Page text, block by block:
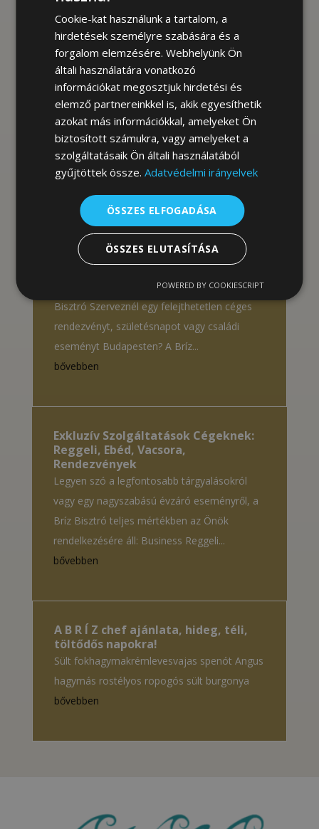
bővebben
Várunk!
Megújult étlapunk, ugyan még nem a nyári
verzió, de találtok rajta újdonságokat! Várunk
a teraszunkon is! Jeges kávékülönlegességek,
koktélok, bisztró ételek,...
bővebben
Rendezvények
Rendezvényhelyszín a Marina Parton: Bríz
Bisztró Szerveznél egy felejthetetlen céges
rendezvényt, születésnapot vagy családi
eseményt Budapesten? A Bríz...
bővebben
Exkluzív Szolgáltatások Cégeknek:
Reggeli, Ebéd, Vacsora,
Rendezvények
Legyen szó a legfontosabb tárgyalásokról
vagy egy nagyszabású évzáró eseményről, a
Bríz Bisztró teljes mértékben az Önök
rendelkezésére áll: Business Reggeli...
bővebben
A B R Í Z chef ajánlata, hideg, téli,
töltődős napokra!
Sült fokhagymakrémlevesvajas spenót Angus
hagymás rostélyos ropogós sült burgonya
bővebben
Cookie-kat használunk a tartalom, a
hirdetések személyre szabására és a
forgalom elemzésére. Webhelyünk Ön
általi használatára vonatkozó
információkat megosztjuk hirdetési és
elemző partnereinkkel is, akik egyesíthetik
azokat más információkkal, amelyeket Ön
biztosított számukra, vagy amelyeket a
szolgáltatásaik Ön általi használatából
gyűjtöttek össze.Adatvédelmi irányelvek
ÖSSZES ELFOGADÁSA
ÖSSZES ELUTASÍTÁSA
POWERED BY COOKIESCRIPT